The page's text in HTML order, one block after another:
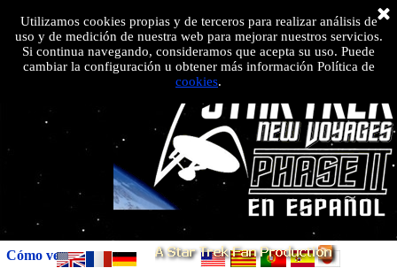
Utilizamos cookies propias y de terceros para realizar análisis de
uso y de medición de nuestra web para mejorar nuestros servicios.
Si continua navegando, consideramos que acepta su uso. Puede
cambiar la configuración u obtener más información Política de
cookies.
Cómo ver...